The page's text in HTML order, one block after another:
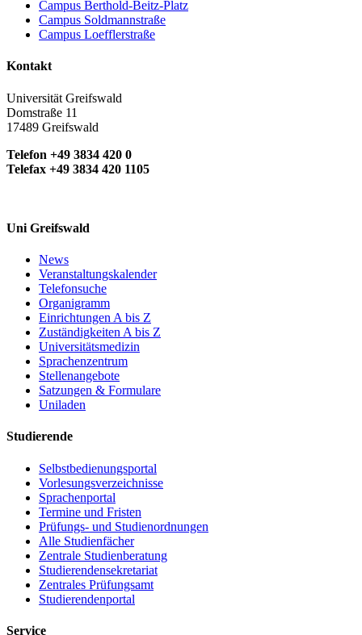
Campus Berthold-Beitz-Platz
Campus Soldmannstraße
Campus Loefflerstraße
Kontakt
Universität Greifswald
Domstraße 11
17489 Greifswald
Telefon +49 3834 420 0
Telefax +49 3834 420 1105
Uni Greifswald
News
Veranstaltungskalender
Telefonsuche
Organigramm
Einrichtungen A bis Z
Zuständigkeiten A bis Z
Universitätsmedizin
Sprachenzentrum
Stellenangebote
Satzungen & Formulare
Uniladen
Studierende
Selbstbedienungsportal
Vorlesungsverzeichnisse
Sprachenportal
Termine und Fristen
Prüfungs- und Studienordnungen
Alle Studienfächer
Zentrale Studienberatung
Studierendensekretariat
Zentrales Prüfungsamt
Studierendenportal
Service